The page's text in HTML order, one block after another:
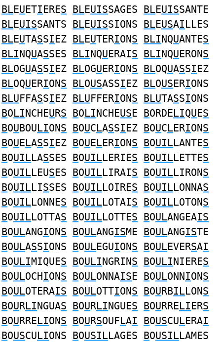
BLEUETIERES BLEUISSAGES BLEUISSANTE
BLEUISSANTS BLEUISSIONS BLEUSAILLES
BLEUTASSIEZ BLEUTERIONS BLINQUANTES
BLINQUASSES BLINQUERAIS BLINQUERONS
BLOGUASSIEZ BLOGUERIONS BLOQUASSIEZ
BLOQUERIONS BLOUSASSIEZ BLOUSERIONS
BLUFFASSIEZ BLUFFERIONS BLUTASSIONS
BOLINCHEURS BOLINCHEUSE BORDELIQUES
BOUBOULIONS BOUCLASSIEZ BOUCLERIONS
BOUELASSIEZ BOUELERIONS BOUILLANTES
BOUILLASSES BOUILLERIES BOUILLETTES
BOUILLEUSES BOUILLIRAIS BOUILLIRONS
BOUILLISSES BOUILLOIRES BOUILLONNAS
BOUILLONNES BOUILLOTAIS BOUILLOTONS
BOUILLOTTAS BOUILLOTTES BOULANGEAIS
BOULANGIONS BOULANGISME BOULANGISTE
BOULASSIONS BOULEGUIONS BOULEVERSAI
BOULIMIQUES BOULINGRINS BOULINIERES
BOULOCHIONS BOULONNAISE BOULONNIONS
BOULOTERAIS BOULOTTIONS BOURBILLONS
BOURLINGUAS BOURLINGUES BOURRELIERS
BOURRELIONS BOURSOUFLAI BOUSCULERAI
BOUSCULIONS BOUSILLAGES BOUSILLAMES